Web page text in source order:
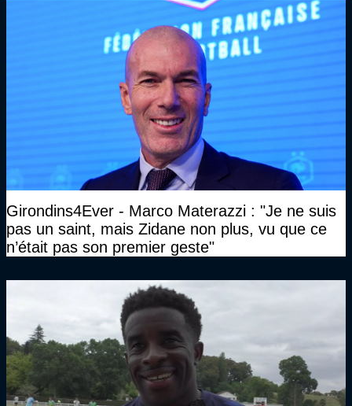
Girondins4Ever - Marco Materazzi : "Je ne suis
pas un saint, mais Zidane non plus, vu que ce
n’était pas son premier geste"